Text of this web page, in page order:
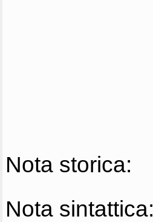
Nota storica:
Nota sintattica: